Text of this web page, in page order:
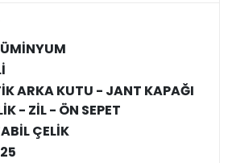
ARKA KUTU - JANT KAPAĞI
- ZİL - ÖN SEPET
ÇELİK